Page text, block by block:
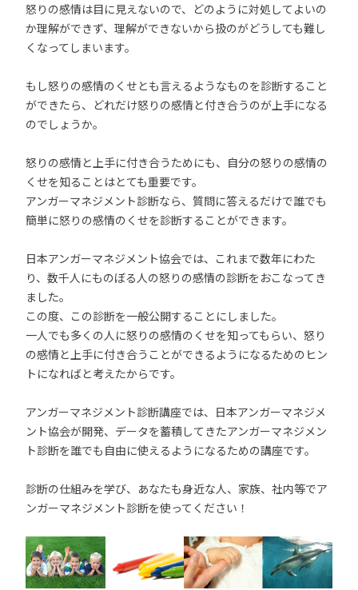
怒りの感情は目に見えないので、どのように対処してよいの
か理解ができず、理解ができないから扱のがどうしても難し
くなってしまいます。
もし怒りの感情のくせとも言えるようなものを診断すること
ができたら、どれだけ怒りの感情と付き合うのが上手になる
のでしょうか。
怒りの感情と上手に付き合うためにも、自分の怒りの感情の
くせを知ることはとても重要です。
アンガーマネジメント診断なら、質問に答えるだけで誰でも
簡単に怒りの感情のくせを診断することができます。
日本アンガーマネジメント協会では、これまで数年にわた
り、数千人にものぼる人の怒りの感情の診断をおこなってき
ました。
この度、この診断を一般公開することにしました。
一人でも多くの人に怒りの感情のくせを知ってもらい、怒り
の感情と上手に付き合うことができるようになるためのヒン
トになればと考えたからです。
アンガーマネジメント診断講座では、日本アンガーマネジメ
ント協会が開発、データを蓄積してきたアンガーマネジメン
ト診断を誰でも自由に使えるようになるための講座です。
診断の仕組みを学び、あなたも身近な人、家族、社内等でア
ンガーマネジメント診断を使ってください！